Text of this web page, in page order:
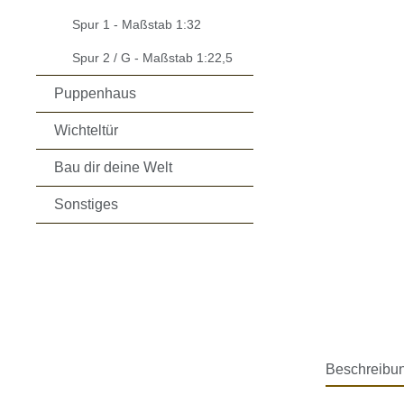
Spur 1 - Maßstab 1:32
Spur 2 / G - Maßstab 1:22,5
Puppenhaus
Wichteltür
Bau dir deine Welt
Sonstiges